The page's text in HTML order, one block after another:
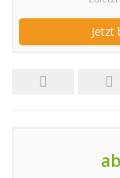
Jetzt
ab